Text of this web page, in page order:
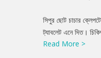
Product
Summery
সিপুর ছোট চাচার
ট্যাবলেট এনে দিত।
গেলে ডাক্তার বলল,
Read More >